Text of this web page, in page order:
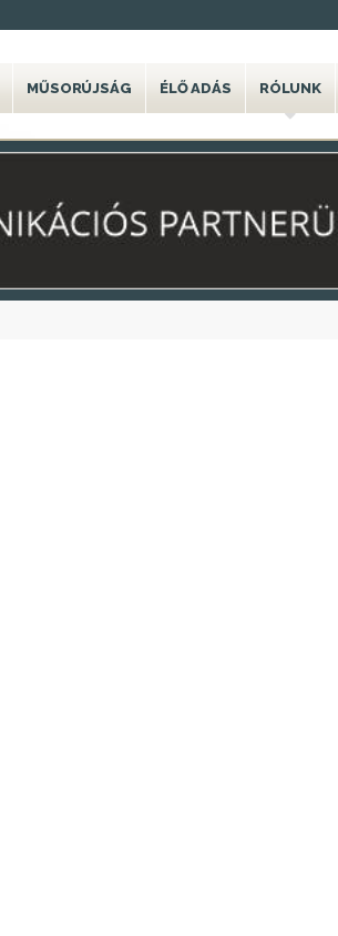
MŰSORÚJSÁG ÉLŐ ADÁS RÓLUNK